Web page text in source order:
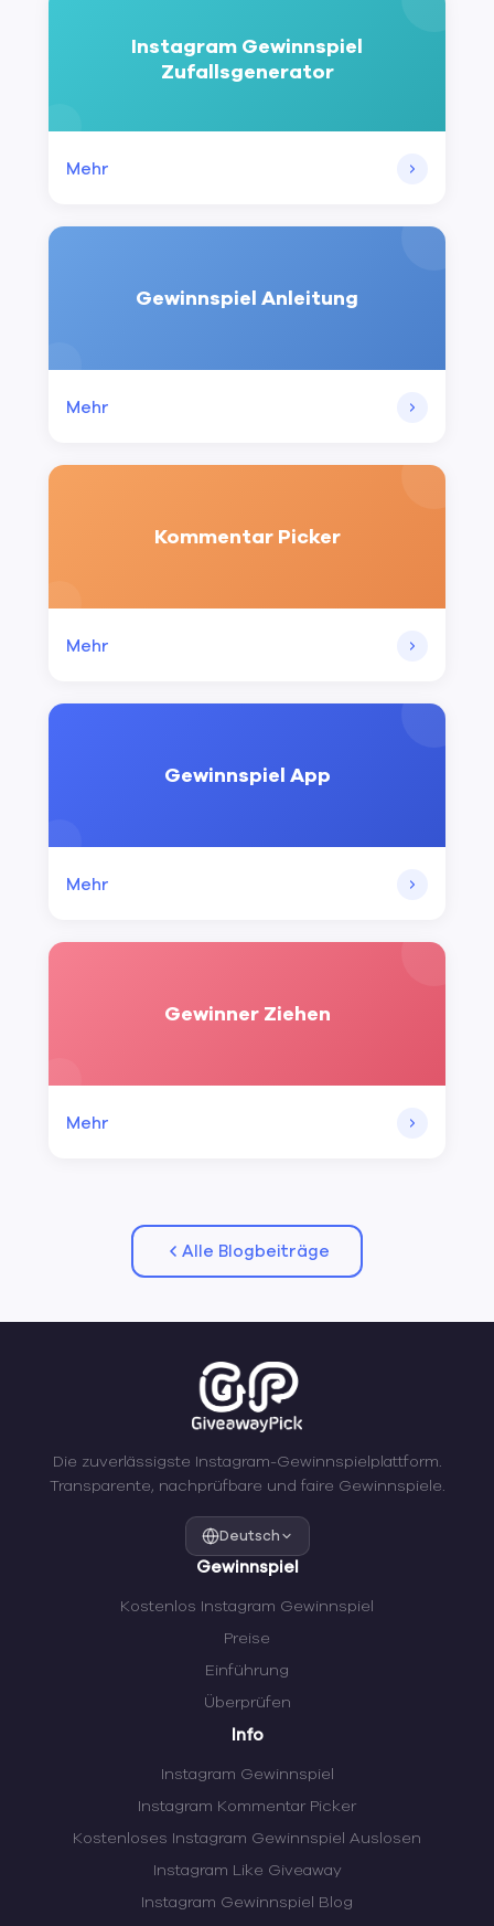
Instagram Gewinnspiel
Zufallsgenerator
Mehr
Gewinnspiel Anleitung
Mehr
Kommentar Picker
Mehr
Gewinnspiel App
Mehr
Gewinner Ziehen
Mehr
Alle Blogbeiträge
Die zuverlässigste Instagram-Gewinnspielplattform.
Transparente, nachprüfbare und faire Gewinnspiele.
Deutsch
Gewinnspiel
Kostenlos Instagram Gewinnspiel
Preise
Einführung
Überprüfen
Info
Instagram Gewinnspiel
Instagram Kommentar Picker
Kostenloses Instagram Gewinnspiel Auslosen
Instagram Like Giveaway
Instagram Gewinnspiel Blog